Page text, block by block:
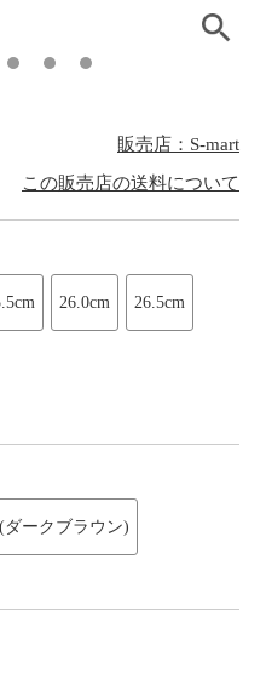
販売店：S-mart
この販売店の送料について
26.0cm 26.5cm
ダークブラウン)